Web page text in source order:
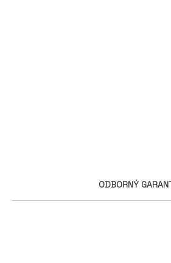
ODBORNÝ